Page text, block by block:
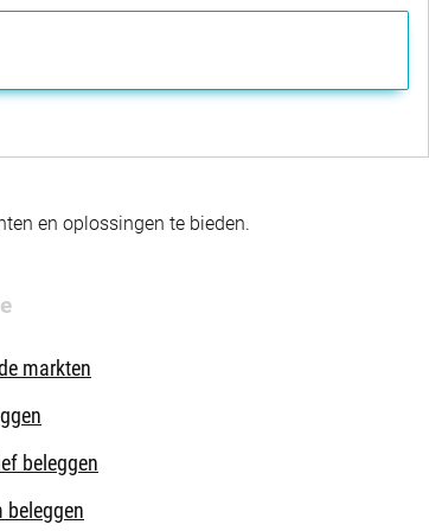
en oplossingen te bieden.
markten
beleggen
beleggen